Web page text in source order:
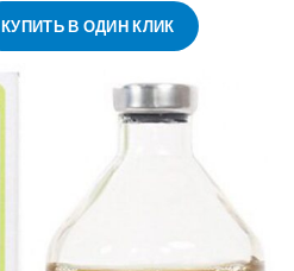
КУПИТЬ В ОДИН КЛИК